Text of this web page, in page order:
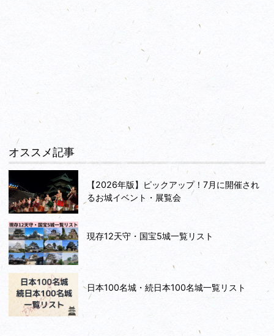
オススメ記事
【2026年版】ピックアップ！7月に開催され
るお城イベント・展覧会
現存12天守・国宝5城一覧リスト
日本100名城・続日本100名城一覧リスト